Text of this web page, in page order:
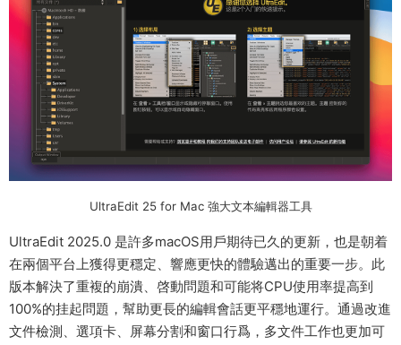
UltraEdit 25 for Mac 強大文本編輯器工具
UltraEdit 2025.0 是許多macOS用戶期待已久的更新，也是朝着
在兩個平台上獲得更穩定、響應更快的體驗邁出的重要一步。此
版本解決了重複的崩潰、啓動問題和可能将CPU使用率提高到
100%的挂起問題，幫助更長的編輯會話更平穩地運行。通過改進
文件檢測、選項卡、屏幕分割和窗口行爲，多文件工作也更加可